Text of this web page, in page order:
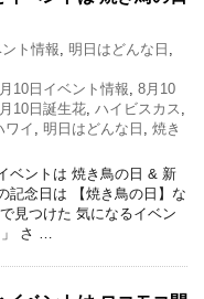
ト情報 明日はどんな日
10日イベント情報 8月10
10日誕生花 ハイビスカス
ワイ 明日はどんな日
焼き
ントは 焼き鳥の日 & 新
記念日は 【焼き鳥の日】な
見つけた 気になるイベン
さ …